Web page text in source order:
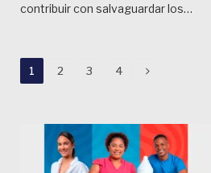
contribuir con salvaguardar los…
1 2 3 4 Next